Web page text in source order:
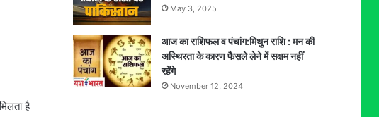
है
May 3, 2025
आज का राशिफल व पंचांग:मिथुन राशि : मन की
अस्थिरता के कारण फैसले लेने में सक्षम नहीं
रहेंगे
November 12, 2024